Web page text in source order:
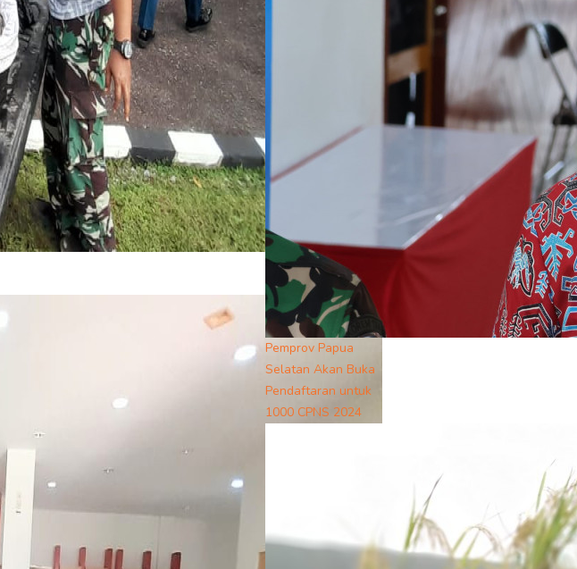
Pemprov Papua
Selatan Akan Buka
Pendaftaran untuk
1000 CPNS 2024